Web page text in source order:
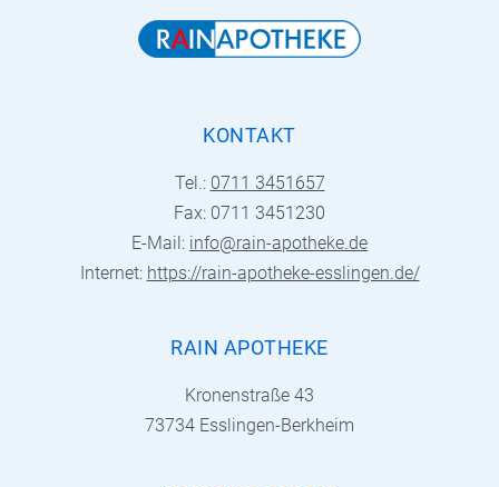
KONTAKT
Tel.: 0711 3451657
Fax: 0711 3451230
E-Mail: info@rain-apotheke.de
Internet: https://rain-apotheke-esslingen.de/
RAIN APOTHEKE
Kronenstraße 43
73734 Esslingen-Berkheim